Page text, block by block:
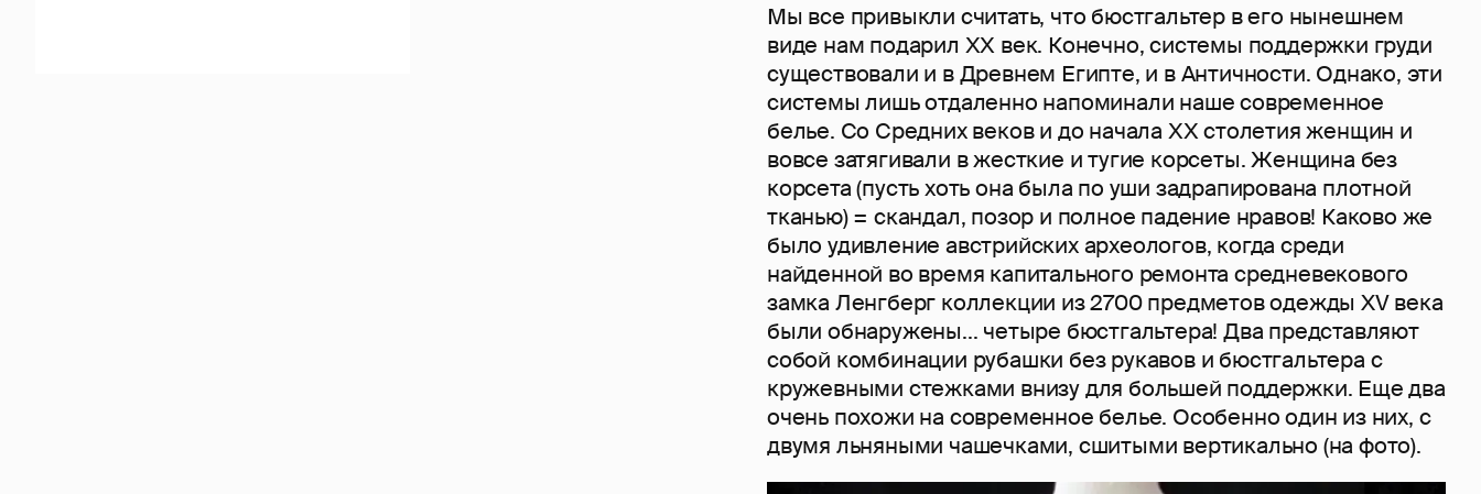
Мы все привыкли считать, что бюстгальтер в его нынешнем
виде нам подарил ХХ век. Конечно, системы поддержки груди
существовали и в Древнем Египте, и в Античности. Однако, эти
системы лишь отдаленно напоминали наше современное
белье. Со Средних веков и до начала ХХ столетия женщин и
вовсе затягивали в жесткие и тугие корсеты. Женщина без
корсета (пусть хоть она была по уши задрапирована плотной
тканью) = скандал, позор и полное падение нравов! Каково же
было удивление австрийских археологов, когда среди
найденной во время капитального ремонта средневекового
замка Ленгберг коллекции из 2700 предметов одежды XV века
были обнаружены... четыре бюстгальтера! Два представляют
собой комбинации рубашки без рукавов и бюстгальтера с
кружевными стежками внизу для большей поддержки. Еще два
очень похожи на современное белье. Особенно один из них, с
двумя льняными чашечками, сшитыми вертикально (на фото).